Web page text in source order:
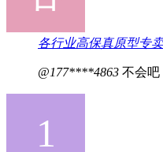
各行业高保真原型专卖
@177****4863 不会吧